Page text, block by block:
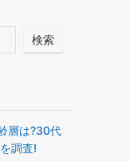
検索
層は?30代
調査!